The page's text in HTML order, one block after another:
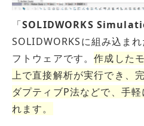
「SOLIDWORKS
SOLIDWORKSに組み込ま
フトウェアです。作成した
上で直接解析が実行でき、
ダプティブP法などで、手
れます。